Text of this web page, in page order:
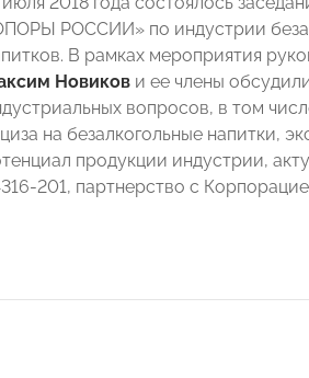
РОССИИ» по индустрии
В рамках мероприятия
Новиков и ее члены
вопросов, в том
на безалкогольные напитки,
продукции индустрии,
201, партнерство с